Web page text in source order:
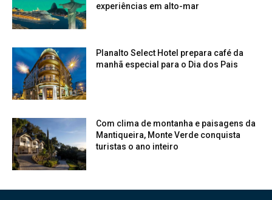
experiências em alto-mar
Planalto Select Hotel prepara café da
manhã especial para o Dia dos Pais
Com clima de montanha e paisagens da
Mantiqueira, Monte Verde conquista
turistas o ano inteiro